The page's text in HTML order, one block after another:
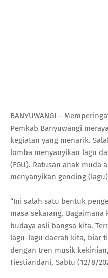
BANYUWANGI –
Pemkab Banyuwangi
kegiatan yang menarik.
lomba menyanyikan lagu
(FGU). Ratusan anak
menyanyikan gending
“Ini salah satu bentuk
masa sekarang.
budaya asli bangsa kita.
lagu-lagu daerah kita, biar
dengan tren musik
Fiestiandani, Sabtu (12/8/